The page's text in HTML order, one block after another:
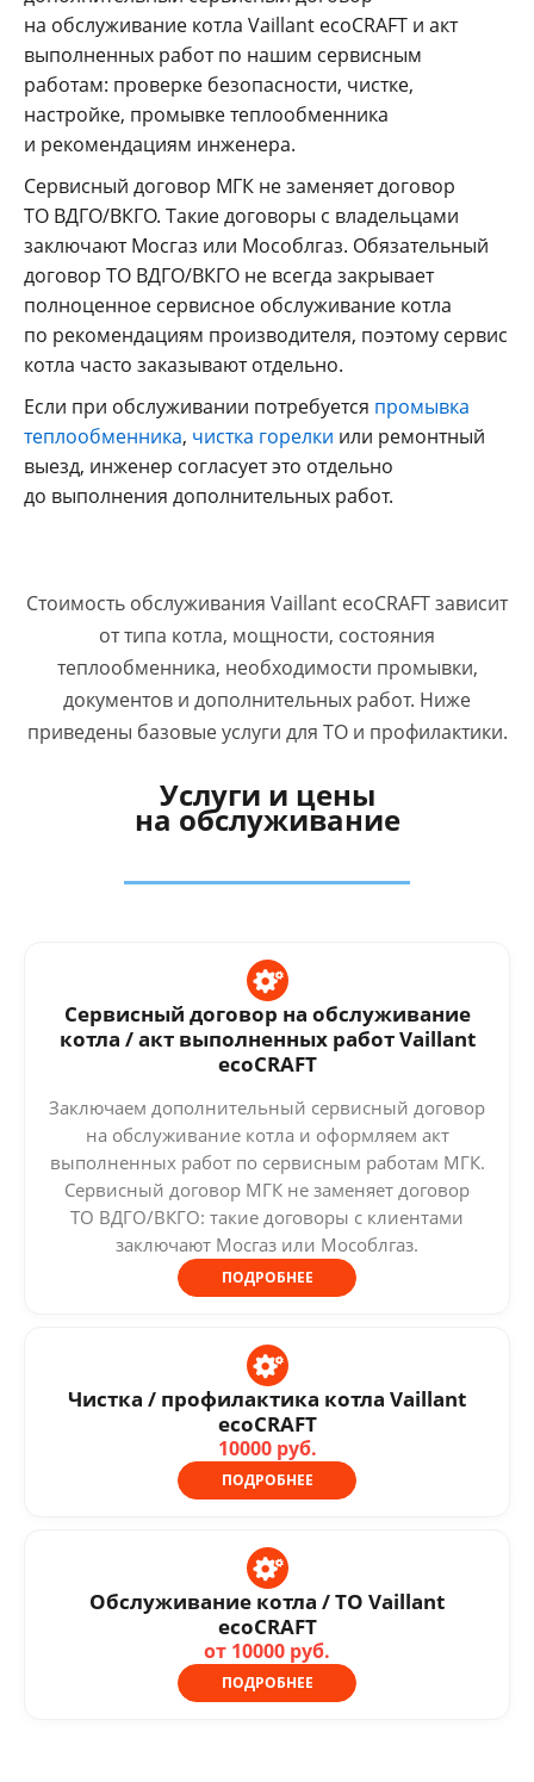
на обслуживание котла Vaillant ecoCRAFT и акт
выполненных работ по нашим сервисным
работам: проверке безопасности, чистке,
настройке, промывке теплообменника
и рекомендациям инженера.
Сервисный договор МГК не заменяет договор
ТО ВДГО/ВКГО. Такие договоры с владельцами
заключают Мосгаз или Мособлгаз. Обязательный
договор ТО ВДГО/ВКГО не всегда закрывает
полноценное сервисное обслуживание котла
по рекомендациям производителя, поэтому сервис
котла часто заказывают отдельно.
Если при обслуживании потребуется промывка
теплообменника, чистка горелки или ремонтный
выезд, инженер согласует это отдельно
до выполнения дополнительных работ.
Стоимость обслуживания Vaillant ecoCRAFT зависит
от типа котла, мощности, состояния
теплообменника, необходимости промывки,
документов и дополнительных работ. Ниже
приведены базовые услуги для ТО и профилактики.
Услуги и цены
на обслуживание
Сервисный договор на обслуживание
котла / акт выполненных работ Vaillant
ecoCRAFT
Заключаем дополнительный сервисный договор
на обслуживание котла и оформляем акт
выполненных работ по сервисным работам МГК.
Сервисный договор МГК не заменяет договор
ТО ВДГО/ВКГО: такие договоры с клиентами
заключают Мосгаз или Мособлгаз.
ПОДРОБНЕЕ
Чистка / профилактика котла Vaillant
ecoCRAFT
10000 руб.
ПОДРОБНЕЕ
Обслуживание котла / ТО Vaillant
ecoCRAFT
от 10000 руб.
ПОДРОБНЕЕ